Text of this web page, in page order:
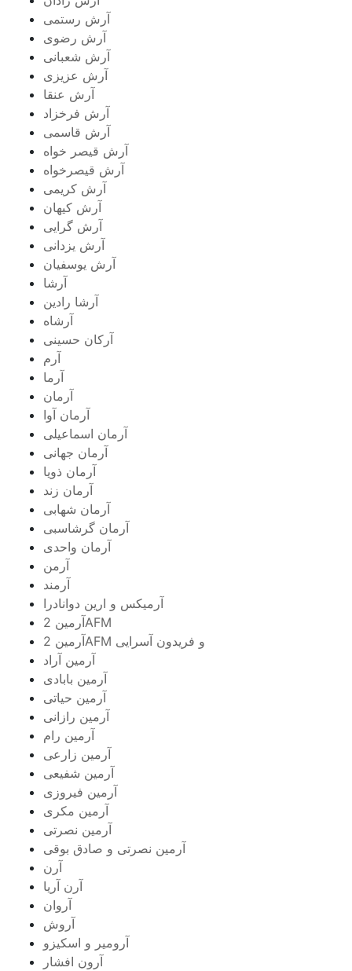
آرش رستمى
آرش رضوی
آرش شعبانی
آرش عزیزی
آرش عنقا
آرش فرخزاد
آرش قاسمی
آرش قیصر خواه
آرش قیصرخواه
آرش کریمی
آرش کیهان
آرش گرایی
آرش یزدانی
آرش یوسفیان
آرشا
آرشا رادین
آرشاه
آرکان حسینی
آرم
آرما
آرمان
آرمان آوا
آرمان اسماعیلی
آرمان جهانی
آرمان ذویا
آرمان زند
آرمان شهابی
آرمان گرشاسبی
آرمان واحدی
آرمن
آرمند
آرمیکس و ارین دوانادرا
آرمین 2AFM
آرمین 2AFM و فریدون آسرایی
آرمین آراد
آرمین بابادی
آرمین حیاتی
آرمین رازانی
آرمین رام
آرمین زارعی
آرمین شفیعی
آرمین فیروزی
آرمین مکری
آرمین نصرتی
آرمین نصرتی و صادق بوقی
آرن
آرن آریا
آروان
آروش
آرومیر و اسکیزو
آرون افشار